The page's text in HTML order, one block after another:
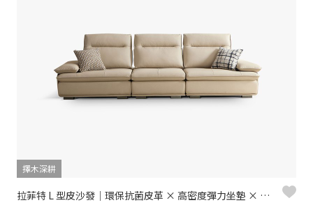
擇木深耕
拉菲特 L 型皮沙發｜環保抗菌皮革 × 高密度彈力坐墊 × 十年骨架保固 – 擇木深耕系列